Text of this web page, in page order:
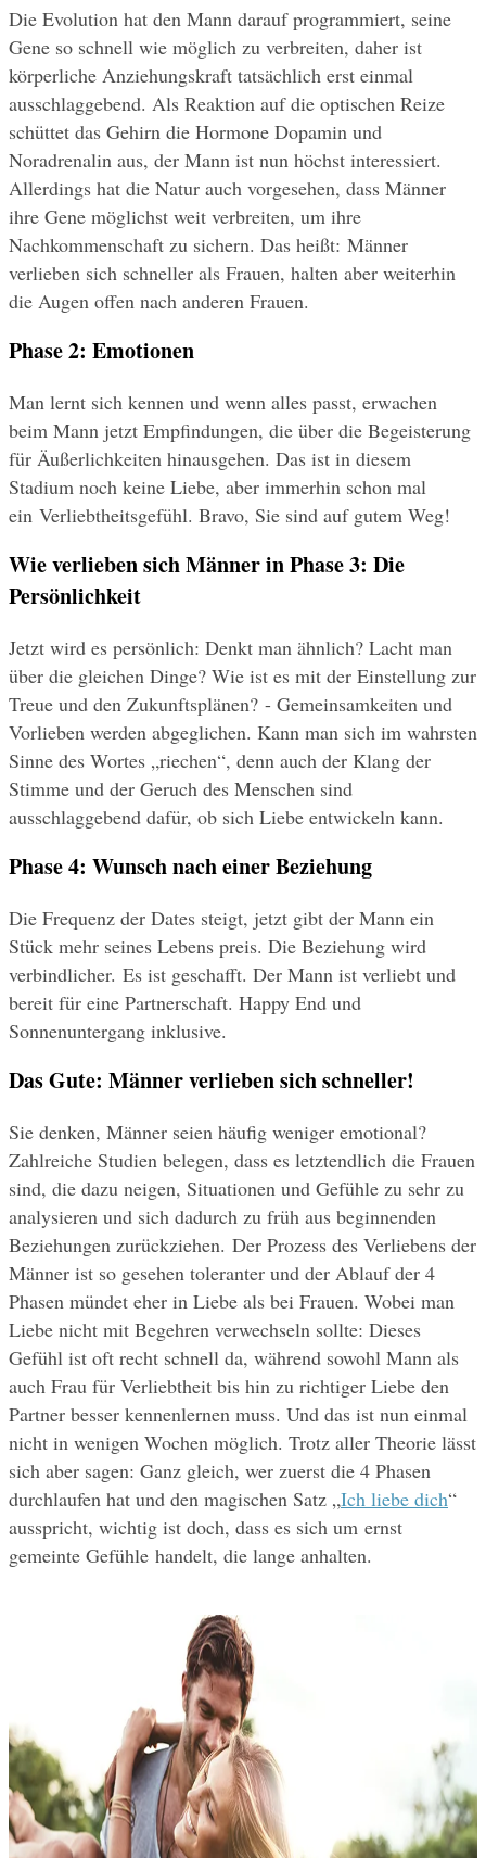
Die Evolution hat den Mann darauf programmiert, seine
Gene so schnell wie möglich zu verbreiten, daher ist
körperliche Anziehungskraft tatsächlich erst einmal
ausschlaggebend. Als Reaktion auf die optischen Reize
schüttet das Gehirn die Hormone Dopamin und
Noradrenalin aus, der Mann ist nun höchst interessiert.
Allerdings hat die Natur auch vorgesehen, dass Männer
ihre Gene möglichst weit verbreiten, um ihre
Nachkommenschaft zu sichern. Das heißt: Männer
verlieben sich schneller als Frauen, halten aber weiterhin
die Augen offen nach anderen Frauen.
Phase 2: Emotionen
Man lernt sich kennen und wenn alles passt, erwachen
beim Mann jetzt Empfindungen, die über die Begeisterung
für Äußerlichkeiten hinausgehen. Das ist in diesem
Stadium noch keine Liebe, aber immerhin schon mal
ein Verliebtheitsgefühl. Bravo, Sie sind auf gutem Weg!
Wie verlieben sich Männer in Phase 3: Die
Persönlichkeit
Jetzt wird es persönlich: Denkt man ähnlich? Lacht man
über die gleichen Dinge? Wie ist es mit der Einstellung zur
Treue und den Zukunftsplänen? - Gemeinsamkeiten und
Vorlieben werden abgeglichen. Kann man sich im wahrsten
Sinne des Wortes „riechen“, denn auch der Klang der
Stimme und der Geruch des Menschen sind
ausschlaggebend dafür, ob sich Liebe entwickeln kann.
Phase 4: Wunsch nach einer Beziehung
Die Frequenz der Dates steigt, jetzt gibt der Mann ein
Stück mehr seines Lebens preis. Die Beziehung wird
verbindlicher. Es ist geschafft. Der Mann ist verliebt und
bereit für eine Partnerschaft. Happy End und
Sonnenuntergang inklusive.
Das Gute: Männer verlieben sich schneller!
Sie denken, Männer seien häufig weniger emotional?
Zahlreiche Studien belegen, dass es letztendlich die Frauen
sind, die dazu neigen, Situationen und Gefühle zu sehr zu
analysieren und sich dadurch zu früh aus beginnenden
Beziehungen zurückziehen. Der Prozess des Verliebens der
Männer ist so gesehen toleranter und der Ablauf der 4
Phasen mündet eher in Liebe als bei Frauen. Wobei man
Liebe nicht mit Begehren verwechseln sollte: Dieses
Gefühl ist oft recht schnell da, während sowohl Mann als
auch Frau für Verliebtheit bis hin zu richtiger Liebe den
Partner besser kennenlernen muss. Und das ist nun einmal
nicht in wenigen Wochen möglich. Trotz aller Theorie lässt
sich aber sagen: Ganz gleich, wer zuerst die 4 Phasen
durchlaufen hat und den magischen Satz „Ich liebe dich“
ausspricht, wichtig ist doch, dass es sich um ernst
gemeinte Gefühle handelt, die lange anhalten.